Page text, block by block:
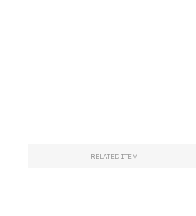
RELATED ITEM